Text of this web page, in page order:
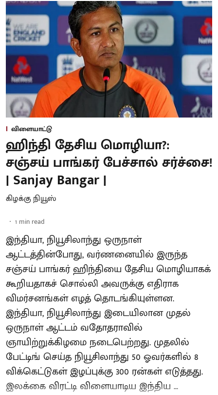
விளையாட்டு
ஹிந்தி தேசிய மொழியா?:
சஞ்சய் பாங்கர் பேச்சால் சர்ச்சை!
| Sanjay Bangar |
கிழக்கு நியூஸ்
1 min read
இந்தியா, நியூசிலாந்து ஒருநாள்
ஆட்டத்தின்போது, வர்ணனையில் இருந்த
சஞ்சய் பாங்கர் ஹிந்தியை தேசிய மொழியாகக்
கூறியதாகச் சொல்லி அவருக்கு எதிராக
விமர்சனங்கள் எழத் தொடங்கியுள்ளன.
இந்தியா, நியூசிலாந்து இடையிலான முதல்
ஒருநாள் ஆட்டம் வதோதராவில்
ஞாயிற்றுக்கிழமை நடைபெற்றது. முதலில்
பேட்டிங் செய்த நியூசிலாந்து 50 ஓவர்களில் 8
விக்கெட்டுகள் இழப்புக்கு 300 ரன்கள் எடுத்தது.
இலக்கை விரட்டி விளையாடிய இந்திய ...